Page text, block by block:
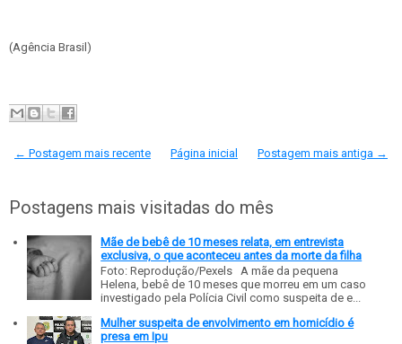
(Agência Brasil)
← Postagem mais recente Postagem mais antiga →
Página inicial
Postagens mais visitadas do mês
Mãe de bebê de 10 meses relata, em entrevista
exclusiva, o que aconteceu antes da morte da filha
Foto: Reprodução/Pexels A mãe da pequena
Helena, bebê de 10 meses que morreu em um caso
investigado pela Polícia Civil como suspeita de e...
Mulher suspeita de envolvimento em homicídio é
presa em Ipu